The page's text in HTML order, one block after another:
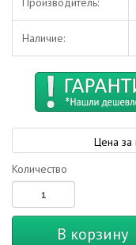
Наличие:
Цена за
Количество
В корзину